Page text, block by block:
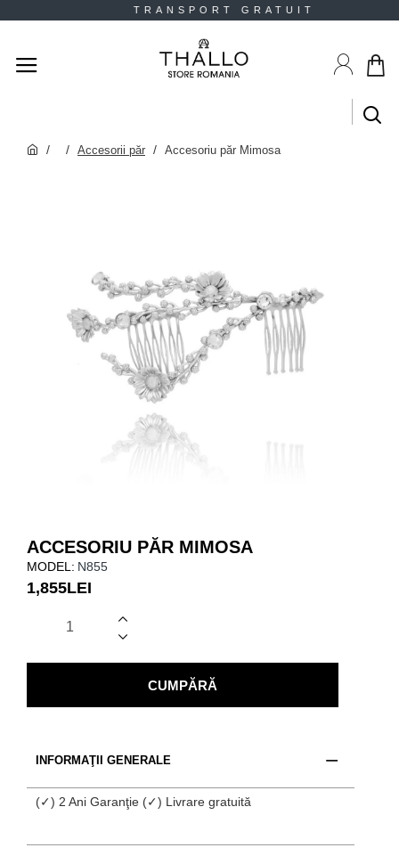
GRATUIT
Accesorii păr Accesoriu păr Mimosa
ACCESORIU PĂR MIMOSA
1,855LEI
MODEL: N855
CUMPĂRĂ
INFORMAŢII GENERALE
(✓) 2 Ani Garanţie (✓) Livrare gratuită